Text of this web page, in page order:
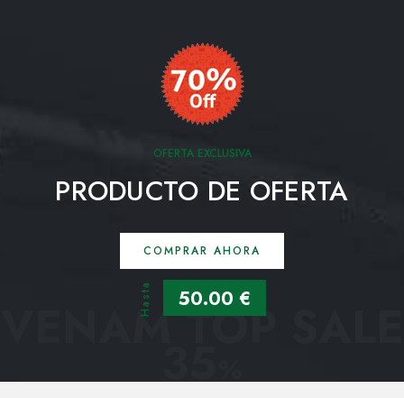
OFERTA EXCLUSIVA
PRODUCTO DE OFERTA
COMPRAR AHORA
Hasta 50.00 €
VENAM TOP SALE
35